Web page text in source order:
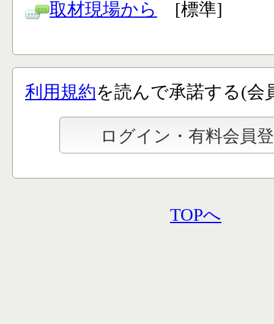
取材現場から [標準]
利用規約を読んで承諾する(会
TOPへ